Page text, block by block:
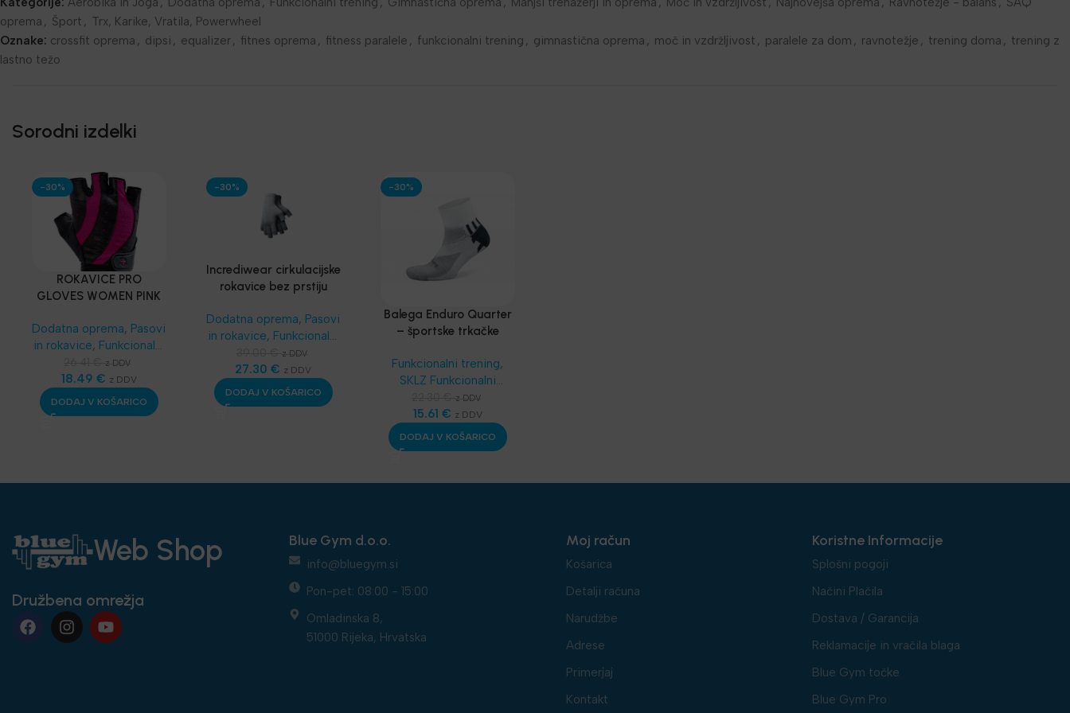
oprema , Šport , Trx, Karike, Vratila, Powerwheel
Oznake: crossfit oprema , dipsi , equalizer, fitnes oprema , fitness paralele , funkcionalni trening , gimnastična oprema , moč in vzdržljivost , paralele za dom , ravnotežje , trening doma , trening z
lastno težo
Sorodni izdelki
-30%
ROKAVICE PRO
GLOVES WOMEN PINK
Dodatna oprema, Pasovi
in rokavice, Funkcionalni
,SKLZ
Funkcionalni trening
Najnovejša oprema
z DDV
18.49 € z DDV
DODAJ V KOŠARICO
-30%
Incrediwear cirkulacijske
rokavice bez prstiju
Dodatna oprema, Pasovi
in rokavice, Funkcionalni
SKLZ
Funkcionalni trening
Športske bandaže -
terapevtske trakice,
z DDV
27.30€ z DDV
DODAJ V KOŠARICO
-30%
Balega Enduro Quarter
– športske trkačke
Funkcionalni trening,
SKLZ Funkcionalni
Dodatna
oprema ,Športske
bandaže - terapevtske
trakice
Najnovejša
z DDV
15.61 € z DDV
DODAJ V KOŠARICO
Web Shop
Družbena omrežja
Blue Gym d.o.o.
info@bluegym.si
Pon-pet: 08:00 - 15:00
Omladinska 8,
51000 Rijeka, Hrvatska
Moj račun
Košarica
Detalji računa
Narudžbe
Adrese
Primerjaj
Kontakt
Koristne Informacije
Splošni pogoji
Načini Plačila
Dostava / Garancija
Reklamacije in vračila blaga
Blue Gym točke
Blue Gym Pro